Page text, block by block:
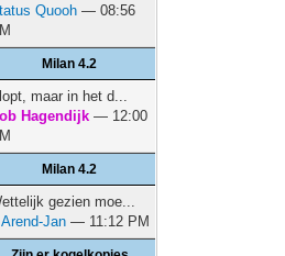
Quooh — 08:56
Milan 4.2
maar in het d...
Hagendijk — 12:00
Milan 4.2
gezien moe...
Arend-Jan — 11:12 PM